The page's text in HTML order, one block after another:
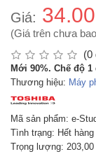
Giá:
(Giá trên chưa
(0
Mới 90%. Chế độ
Thương hiệu: Máy
Mã sản phẩm: e-
Tình trạng: Hết hàng
Trọng lượng: 203,00